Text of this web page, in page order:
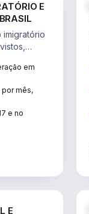
E
imigratório
em
por mês,
e no
E